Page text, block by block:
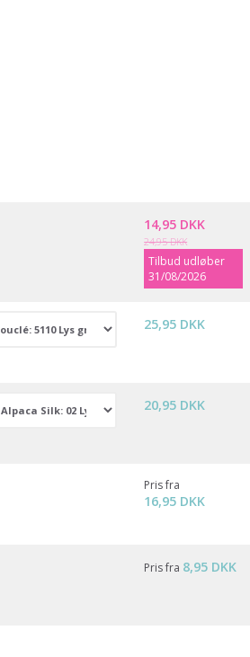
14,95 DKK
24,95 DKK
Tilbud udløber
31/08/2026
25,95 DKK
20,95 DKK
Pris fra
16,95 DKK
Pris fra 8,95 DKK